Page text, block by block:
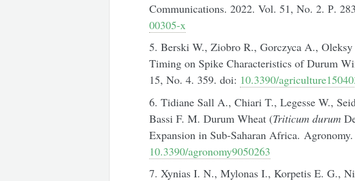
Communications. 2022. Vol. 51, No. 2. Р.
00305-x
5. Berski W., Ziobro R., Gorczyca A.,
Timing on Spike Characteristics of Durum
15, No. 4. 359. doi: 10.3390/
6. Tidiane Sall A., Chiari T., Legesse W.,
Bassi F. M. Durum Wheat (Triticum durum
Expansion in Sub-Saharan Africa.
10.3390/agronomy9050263
7. Xynias I. N., Mylonas I., Korpetis E. G.,